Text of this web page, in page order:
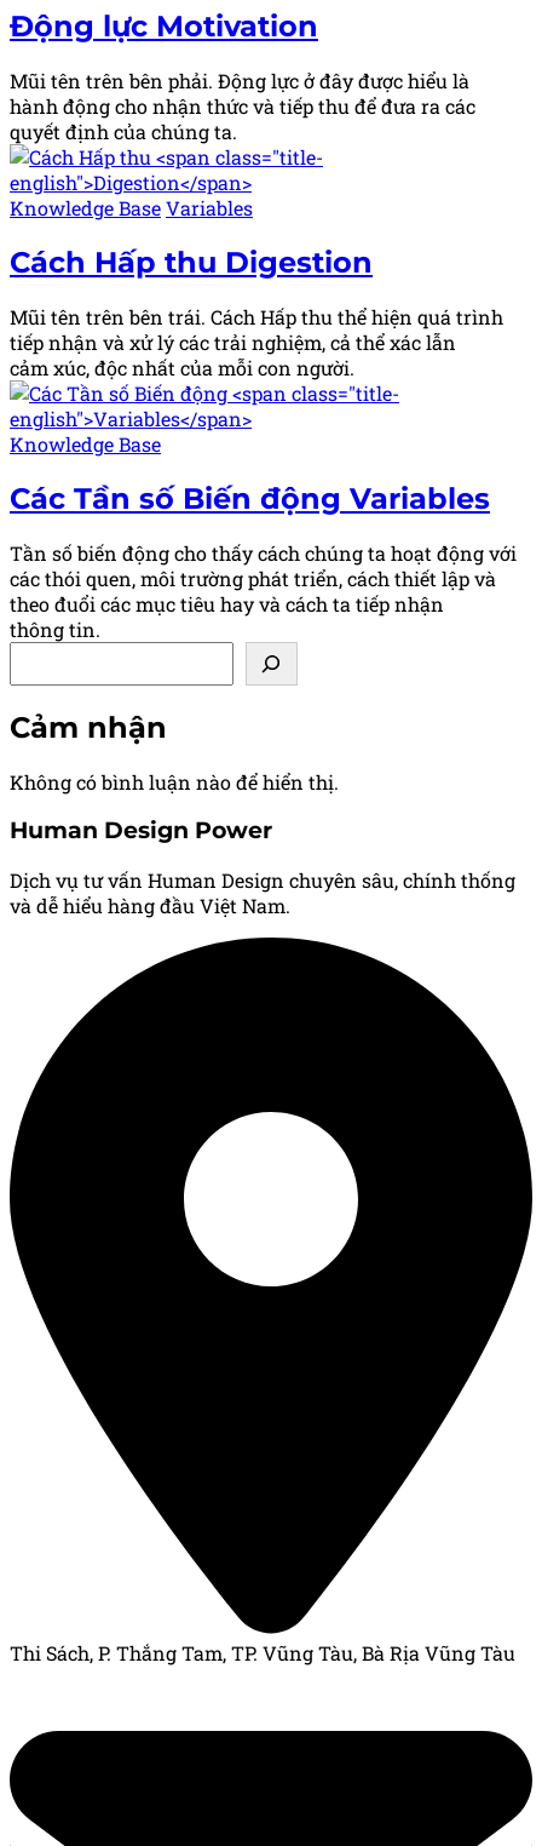
Động lực Motivation
Mũi tên trên bên phải. Động lực ở đây được hiểu là
hành động cho nhận thức và tiếp thu để đưa ra các
quyết định của chúng ta.
Posted
Knowledge BaseVariables
Cách Hấp thu Digestion
Mũi tên trên bên trái. Cách Hấp thu thể hiện quá trình
tiếp nhận và xử lý các trải nghiệm, cả thể xác lẫn
cảm xúc, độc nhất của mỗi con người.
Posted
Knowledge Base
Các Tần số Biến động Variables
Tần số biến động cho thấy cách chúng ta hoạt động với
các thói quen, môi trường phát triển, cách thiết lập và
theo đuổi các mục tiêu hay và cách ta tiếp nhận
thông tin.
Cảm nhận
Không có bình luận nào để hiển thị.
Human Design Power
Dịch vụ tư vấn Human Design chuyên sâu, chính thống
và dễ hiểu hàng đầu Việt Nam.
Thi Sách, P. Thắng Tam, TP. Vũng Tàu, Bà Rịa Vũng Tàu